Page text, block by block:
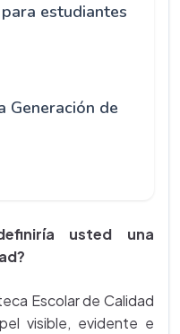
para estudiantes
Generación de
usted una
Escolar de Calidad
visible, evidente e